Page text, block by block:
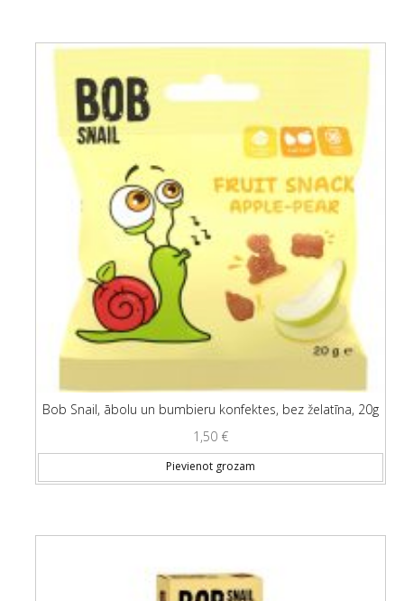
Bob Snail, ābolu un bumbieru konfektes, bez želatīna, 20g
1,50 €
Pievienot grozam